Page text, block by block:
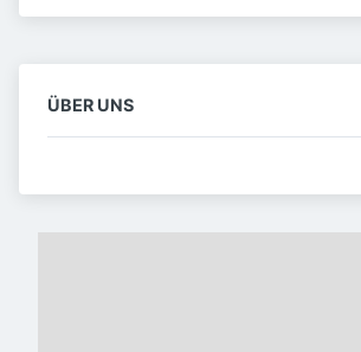
ÜBER UNS